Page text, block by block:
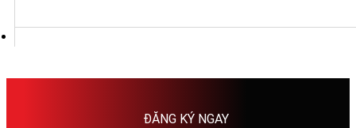
ĐĂNG KÝ NGAY